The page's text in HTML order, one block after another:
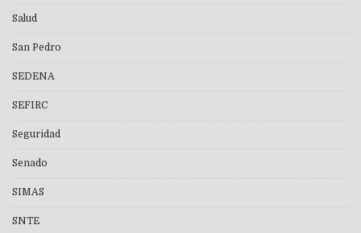
Salud
San Pedro
SEDENA
SEFIRC
Seguridad
Senado
SIMAS
SNTE